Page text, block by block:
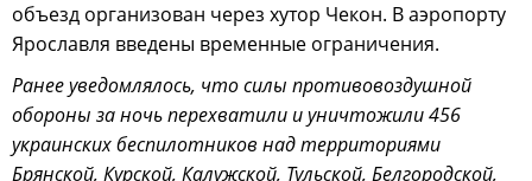
объезд организован через хутор Чекон. В аэропорту
Ярославля введены временные ограничения.
Ранее уведомлялось, что силы противовоздушной
обороны за ночь перехватили и уничтожили 456
украинских беспилотников над территориями
Брянской, Курской, Калужской, Тульской, Белгородской,